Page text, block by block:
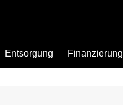
Entsorgung Finanzierung